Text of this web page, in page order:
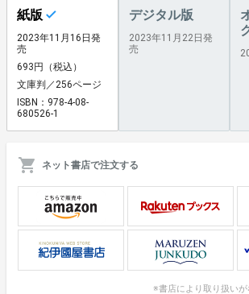
紙版
2023年11月16日発
売
693円（税込）
文庫判／256ページ
ISBN：978-4-08-
680526-1
デジタル版
2023年11月22日発
売
ネット書店で注文する
※書店により取り扱いが